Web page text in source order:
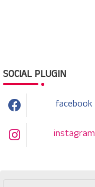
SOCIAL PLUGIN
facebook
instagram